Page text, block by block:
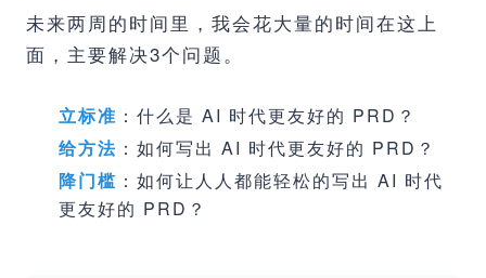
未来两周的时间里，我会花大量的时间在这上
面，主要解决3个问题。
立标准 ：什么是 AI 时代更友好的 PRD？
给方法 ：如何写出 AI 时代更友好的 PRD？
降门槛 ：如何让人人都能轻松的写出 AI 时代
更友好的 PRD？